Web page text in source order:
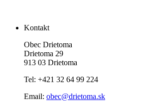
Kontakt
Obec Drietoma
Drietoma 29
913 03 Drietoma
Tel: +421 32 64 99 224
Email: obec@drietoma.sk